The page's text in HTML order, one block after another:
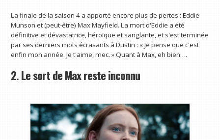
La finale de la saison 4 a apporté encore plus de pertes : Eddie
Munson et (peut-être) Max Mayfield. La mort d'Eddie a été
définitive et dévastatrice, héroïque et sanglante, et s'est terminée
par ses derniers mots écrasants à Dustin : « Je pense que c'est
enfin mon année. Je t'aime, mec. » Quant à Max, eh bien….
2. Le sort de Max reste inconnu